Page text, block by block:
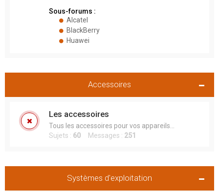
Sous-forums :
Alcatel
BlackBerry
Huawei
Accessoires
Les accessoires
Tous les accessoires pour vos appareils...
Sujets : 60 Messages : 251
Systèmes d'exploitation